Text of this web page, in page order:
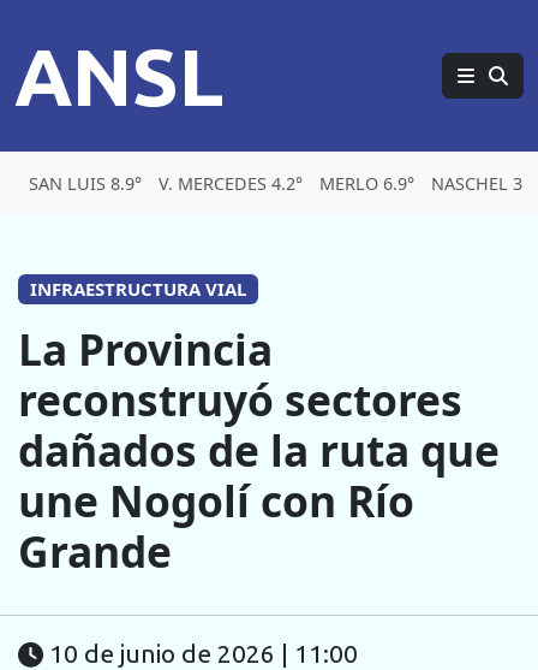
ANSL
SAN LUIS 8.9° V. MERCEDES 4.2° MERLO 6.9° NASCHEL
INFRAESTRUCTURA VIAL
La Provincia
reconstruyó sectores
dañados de la ruta que
une Nogolí con Río
Grande
10 de junio de 2026 | 11:00